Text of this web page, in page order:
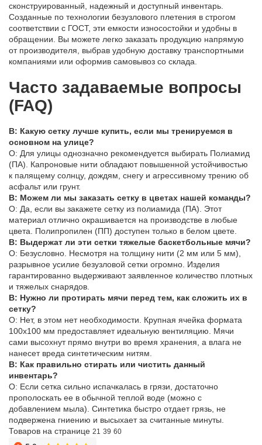
сконструированный, надежный и доступный инвентарь.
Созданные по технологии безузлового плетения в строгом
соответствии с ГОСТ, эти емкости износостойки и удобны в
обращении. Вы можете легко заказать продукцию напрямую
от производителя, выбрав удобную доставку транспортными
компаниями или оформив самовывоз со склада.
Часто задаваемые вопросы
(FAQ)
В: Какую сетку лучше купить, если мы тренируемся в
основном на улице?
О: Для улицы однозначно рекомендуется выбирать Полиамид
(ПА). Капроновые нити обладают повышенной устойчивостью
к палящему солнцу, дождям, снегу и агрессивному трению об
асфальт или грунт.
В: Можем ли мы заказать сетку в цветах нашей команды?
О: Да, если вы закажете сетку из полиамида (ПА). Этот
материал отлично окрашивается на производстве в любые
цвета. Полипропилен (ПП) доступен только в белом цвете.
В: Выдержат ли эти сетки тяжелые баскетбольные мячи?
О: Безусловно. Несмотря на толщину нити (2 мм или 5 мм),
разрывное усилие безузловой сетки огромно. Изделия
гарантированно выдерживают заявленное количество плотных
и тяжелых снарядов.
В: Нужно ли протирать мячи перед тем, как сложить их в
сетку?
О: Нет, в этом нет необходимости. Крупная ячейка формата
100х100 мм предоставляет идеальную вентиляцию. Мячи
сами высохнут прямо внутри во время хранения, а влага не
нанесет вреда синтетическим нитям.
В: Как правильно стирать или чистить данный
инвентарь?
О: Если сетка сильно испачкалась в грязи, достаточно
прополоскать ее в обычной теплой воде (можно с
добавлением мыла). Синтетика быстро отдает грязь, не
подвержена гниению и высыхает за считанные минуты.
Товаров на странице 21 39 60